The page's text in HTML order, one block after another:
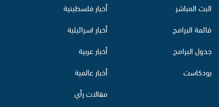
البث المباشر
قائمة البرامج
جدول البرامج
بودكاست
أخبار فلسطينية
أخبار اسرائيلية
أخبار عربية
أخبار عالمية
مقالات رأي